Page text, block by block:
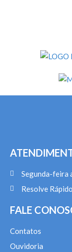
Segunda-feira
Resolve
FALE
Contatos
Ouvidoria